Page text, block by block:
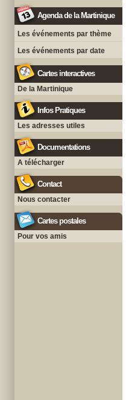
Agenda de la Martinique
Les événements par thème
Les événements par date
Cartes interactives
De la Martinique
Infos Pratiques
Les adresses utiles
Documentations
A télécharger
Contact
Nous contacter
Cartes postales
Pour vos amis